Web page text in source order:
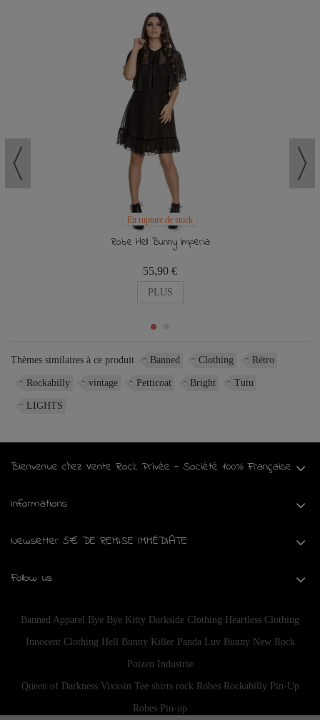
En rupture de stock
Robe Hell Bunny Imperia
55,90 €
PLUS
Thèmes similaires à ce produit Banned Clothing Rétro
Rockabilly vintage Petticoat Bright Tutu
LIGHTS
Bienvenue chez Vente Rock Privée - Société 100% Française
Informations
Newsletter 5€ DE REMISE IMMÉDIATE
Follow us
Banned Apparel Bye Bye Kitty Darkside Clothing Heartless Clothing
Innocent Clothing Hell Bunny Killer Panda Luv Bunny New Rock
Poizen Industrie
Queen of Darkness Vixxsin Tee shirts rock Robes Rockabilly Pin-Up
Robes Pin-up